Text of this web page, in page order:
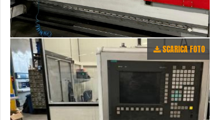
SCARICA FOTO